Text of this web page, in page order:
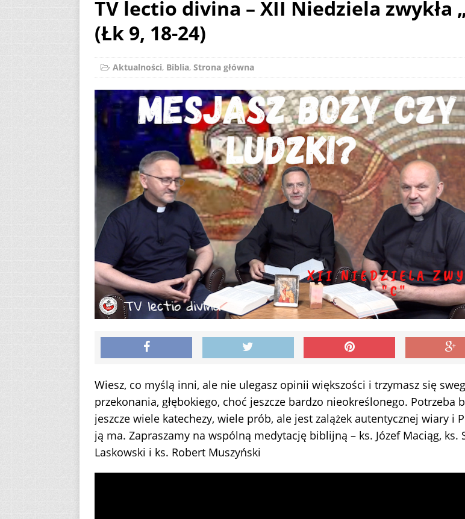
SMAL – Spotkanie Młodych Archidiecezji Lubelskiej –
TV lectio divina – XII Niedziela zwykła
(Łk 9, 18-24)
Aktualności, Biblia, Strona główna
Wiesz, co myślą inni, ale nie ulegasz opinii większości i trzymasz się
przekonania, głębokiego, choć jeszcze bardzo nieokreślonego. Potrzeba
jeszcze wiele katechezy, wiele prób, ale jest zalążek autentycznej wiary i
ją ma. Zapraszamy na wspólną medytację biblijną – ks. Józef Maciąg, ks.
Laskowski i ks. Robert Muszyński